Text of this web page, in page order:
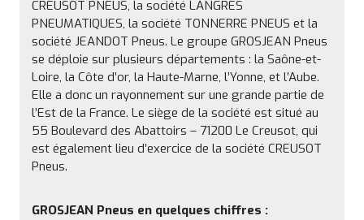
CREUSOT PNEUS, la société LANGRES
PNEUMATIQUES, la société TONNERRE PNEUS et la
société JEANDOT Pneus. Le groupe GROSJEAN Pneus
se déploie sur plusieurs départements : la Saône-et-
Loire, la Côte d’or, la Haute-Marne, l’Yonne, et l’Aube.
Elle a donc un rayonnement sur une grande partie de
l’Est de la France. Le siège de la société est situé au
55 Boulevard des Abattoirs – 71200 Le Creusot, qui
est également lieu d’exercice de la société CREUSOT
Pneus.
GROSJEAN Pneus en quelques chiffres :